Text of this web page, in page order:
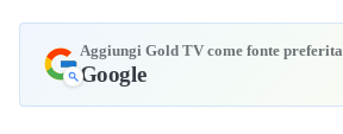
Aggiungi Gold TV come fonte preferita
Google